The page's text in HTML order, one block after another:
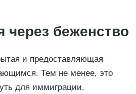
через беженство
и предоставляющая
Тем не менее, это
для иммиграции.